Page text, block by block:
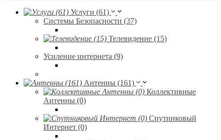
Услуги (61)
Системы Безопасности (37)
Телевидение (15)
Усиление интернета (9)
Антенны (161)
Коллективные
Антенны (0)
Спутниковый
Интернет (0)